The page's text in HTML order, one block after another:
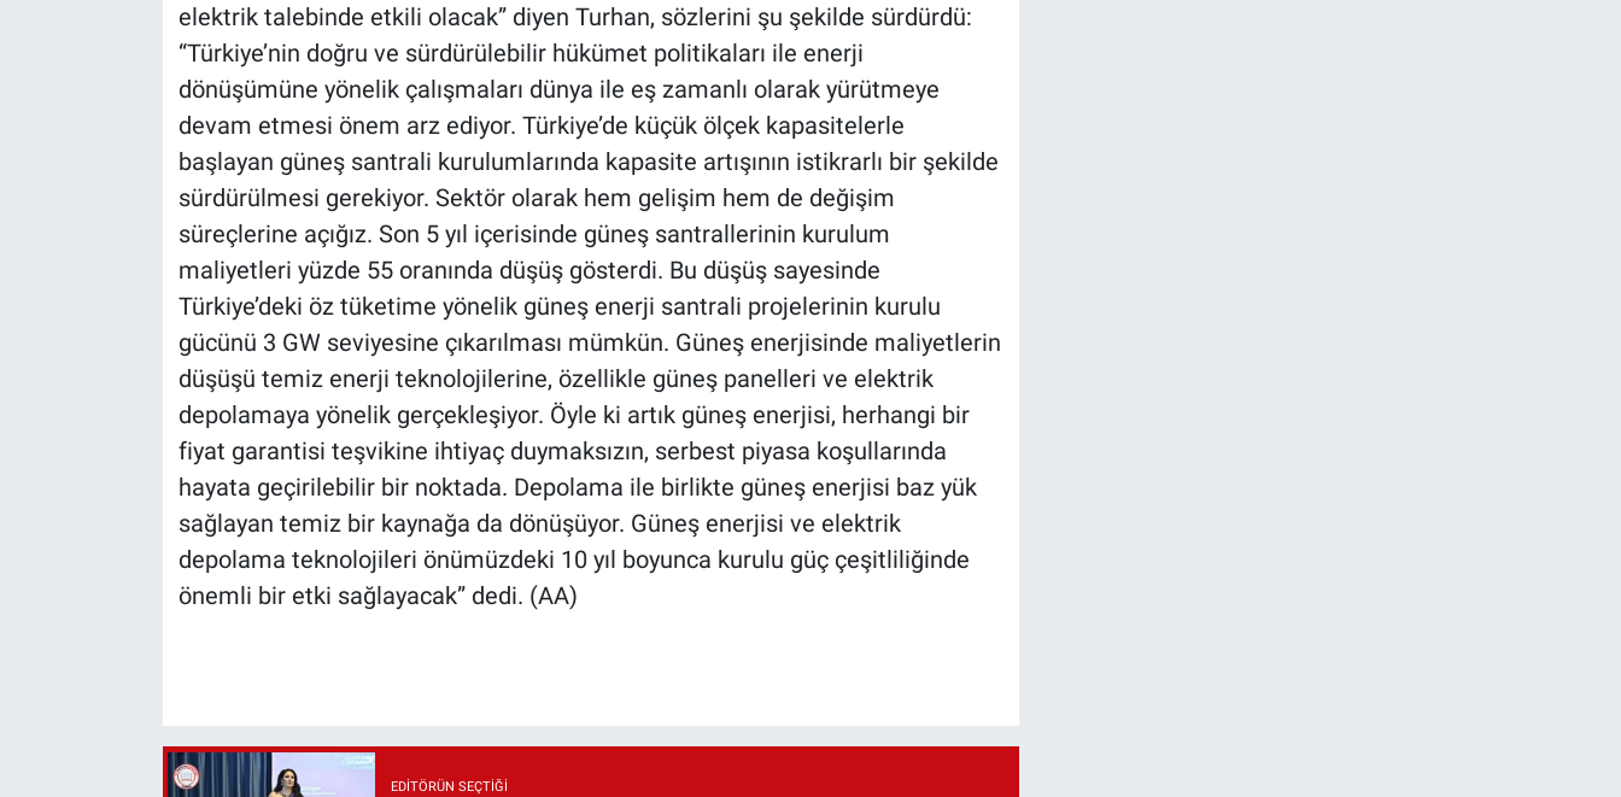
elektrik talebinde etkili olacak” diyen Turhan, sözlerini şu şekilde sürdürdü:
“Türkiye’nin doğru ve sürdürülebilir hükümet politikaları ile enerji
dönüşümüne yönelik çalışmaları dünya ile eş zamanlı olarak yürütmeye
devam etmesi önem arz ediyor. Türkiye’de küçük ölçek kapasitelerle
başlayan güneş santrali kurulumlarında kapasite artışının istikrarlı bir şekilde
sürdürülmesi gerekiyor. Sektör olarak hem gelişim hem de değişim
süreçlerine açığız. Son 5 yıl içerisinde güneş santrallerinin kurulum
maliyetleri yüzde 55 oranında düşüş gösterdi. Bu düşüş sayesinde
Türkiye’deki öz tüketime yönelik güneş enerji santrali projelerinin kurulu
gücünü 3 GW seviyesine çıkarılması mümkün. Güneş enerjisinde maliyetlerin
düşüşü temiz enerji teknolojilerine, özellikle güneş panelleri ve elektrik
depolamaya yönelik gerçekleşiyor. Öyle ki artık güneş enerjisi, herhangi bir
fiyat garantisi teşvikine ihtiyaç duymaksızın, serbest piyasa koşullarında
hayata geçirilebilir bir noktada. Depolama ile birlikte güneş enerjisi baz yük
sağlayan temiz bir kaynağa da dönüşüyor. Güneş enerjisi ve elektrik
depolama teknolojileri önümüzdeki 10 yıl boyunca kurulu güç çeşitliliğinde
önemli bir etki sağlayacak” dedi. (AA)
EDITÖRÜN SEÇTIĞI